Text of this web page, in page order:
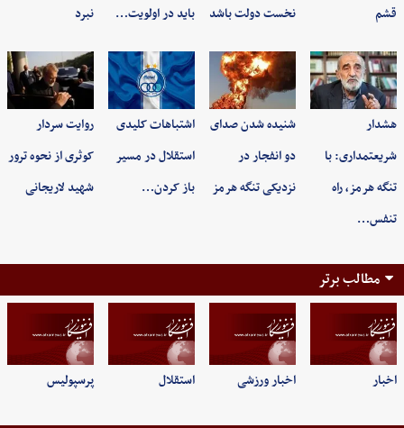
قشم نخست دولت باشد باید در اولویت… نبرد
هشدار
شریعتمداری: با
تنگه هرمز، راه
تنفس…
شنیده شدن صدای
دو انفجار در
نزدیکی تنگه هرمز
اشتباهات کلیدی
استقلال در مسیر
باز کردن…
روایت سردار
کوثری از نحوه ترور
شهید لاریجانی
مطالب برتر
اخبار اخبار ورزشی استقلال پرسپولیس